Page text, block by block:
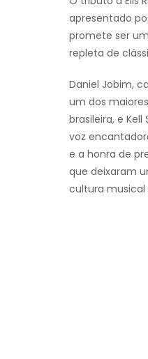
apresentado
promete ser
repleta de
Daniel Jobim,
um dos
brasileira, e
voz
e a honra de
que deixaram
cultura musical